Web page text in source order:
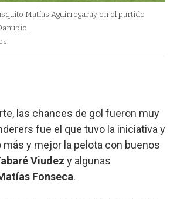
Matías Aguirregaray en el partido
las chances de gol fueron muy
fue el que tuvo la iniciativa y
y mejor la pelota con buenos
Viudez y algunas
Fonseca.